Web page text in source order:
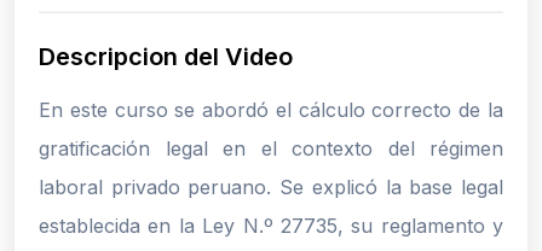
Descripcion del Video
En este curso se abordó el cálculo correcto de la
gratificación legal en el contexto del régimen
laboral privado peruano. Se explicó la base legal
establecida en la Ley N.º 27735, su reglamento y